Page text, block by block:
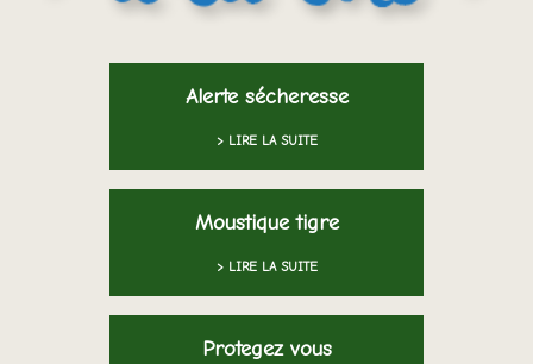
Alerte sécheresse
> LIRE LA SUITE
Moustique tigre
> LIRE LA SUITE
Protegez vous